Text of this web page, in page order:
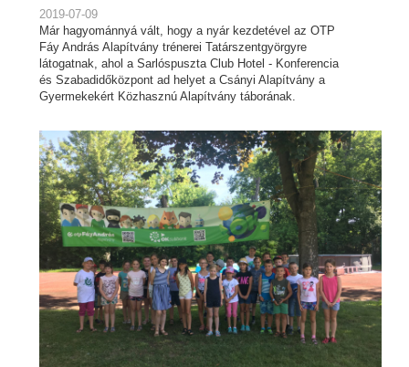
2019-07-09
Már hagyománnyá vált, hogy a nyár kezdetével az OTP
Fáy András Alapítvány trénerei Tatárszentgyörgyre
látogatnak, ahol a Sarlóspuszta Club Hotel - Konferencia
és Szabadidőközpont ad helyet a Csányi Alapítvány a
Gyermekekért Közhasznú Alapítvány táborának.